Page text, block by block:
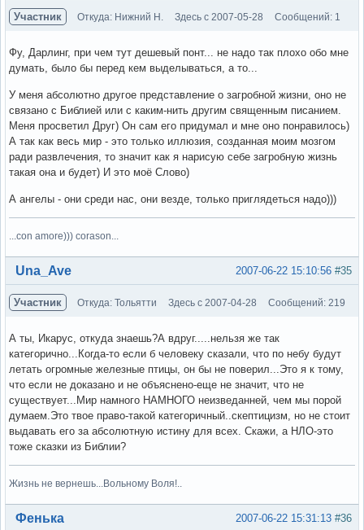
Участник Откуда: Нижний Н. Здесь с 2007-05-28 Сообщений: 1
Фу, Дарлинг, при чем тут дешевый понт... не надо так плохо обо мне
думать, было бы перед кем выделываться, а то...
У меня абсолютно другое представление о загробной жизни, оно не
связано с Библией или с каким-нить другим священным писанием.
Меня просветил Друг) Он сам его придумал и мне оно понравилось)
А так как весь мир - это только иллюзия, созданная моим мозгом
ради развлечения, то значит как я нарисую себе загробную жизнь
такая она и будет) И это моё Слово)
А ангелы - они среди нас, они везде, только приглядеться надо)))
...con amore))) corason...
Вне форума #35
2007-06-22 15:10:56
Una_Ave
Участник Откуда: Тольятти Здесь с 2007-04-28 Сообщений: 219
А ты, Икарус, откуда знаешь?А вдруг.....нельзя же так
категорично...Когда-то если б человеку сказали, что по небу будут
летать огромные железные птицы, он бы не поверил...Это я к тому,
что если не доказано и не объяснено-еще не значит, что не
существует...Мир намного НАМНОГО неизведанней, чем мы порой
думаем.Это твое право-такой категоричный..скептицизм, но не стоит
выдавать его за абсолютную истину для всех. Скажи, а НЛО-это
тоже сказки из Библии?
Жизнь не вернешь...Вольному Воля!..
Вне форума #36
2007-06-22 15:31:13
Фенька